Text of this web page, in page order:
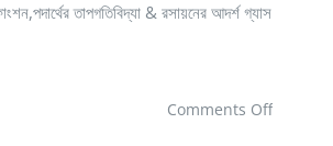
তাপগতিবিদ্যা & রসায়নের আদর্শ গ্যাস
Comments Offon